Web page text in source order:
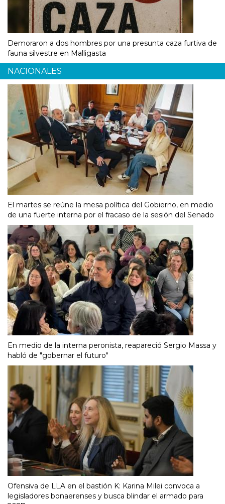
Demoraron a dos hombres por una presunta caza furtiva de
fauna silvestre en Malligasta
NACIONALES
El martes se reúne la mesa política del Gobierno, en medio
de una fuerte interna por el fracaso de la sesión del Senado
En medio de la interna peronista, reapareció Sergio Massa y
habló de "gobernar el futuro"
Ofensiva de LLA en el bastión K: Karina Milei convoca a
legisladores bonaerenses y busca blindar el armado para